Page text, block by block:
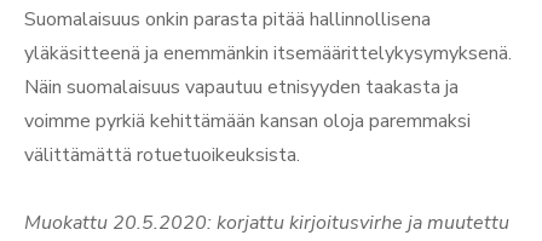
Suomalaisuus onkin parasta pitää hallinnollisena
yläkäsitteenä ja enemmänkin itsemäärittelykysymyksenä.
Näin suomalaisuus vapautuu etnisyyden taakasta ja
voimme pyrkiä kehittämään kansan oloja paremmaksi
välittämättä rotuetuoikeuksista.
Muokattu 20.5.2020: korjattu kirjoitusvirhe ja muutettu